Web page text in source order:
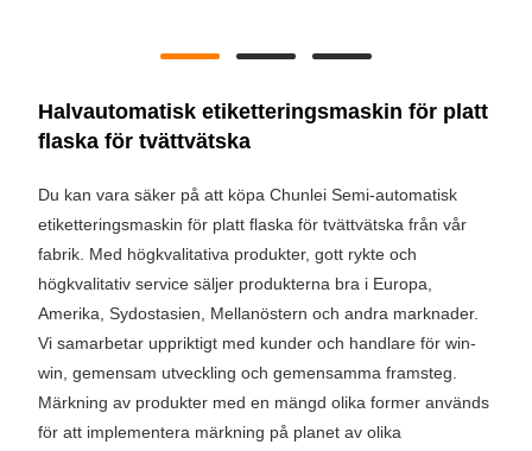
Halvautomatisk etiketteringsmaskin för platt
flaska för tvättvätska
Du kan vara säker på att köpa Chunlei Semi-automatisk
etiketteringsmaskin för platt flaska för tvättvätska från vår
fabrik. Med högkvalitativa produkter, gott rykte och
högkvalitativ service säljer produkterna bra i Europa,
Amerika, Sydostasien, Mellanöstern och andra marknader.
Vi samarbetar uppriktigt med kunder och handlare för win-
win, gemensam utveckling och gemensamma framsteg.
Märkning av produkter med en mängd olika former används
för att implementera märkning på planet av olika